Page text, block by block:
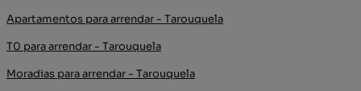
Apartamentos para arrendar - Tarouquela
T0 para arrendar - Tarouquela
Moradias para arrendar - Tarouquela